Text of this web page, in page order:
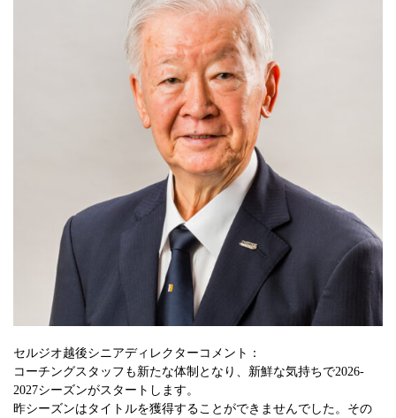
セルジオ越後シニアディレクターコメント：
コーチングスタッフも新たな体制となり、新鮮な気持ちで2026-
2027シーズンがスタートします。
昨シーズンはタイトルを獲得することができませんでした。その